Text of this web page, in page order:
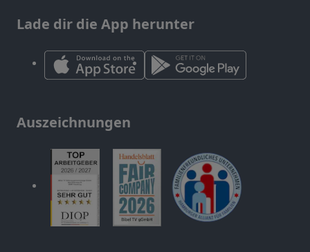
Lade dir die App herunter
Auszeichnungen